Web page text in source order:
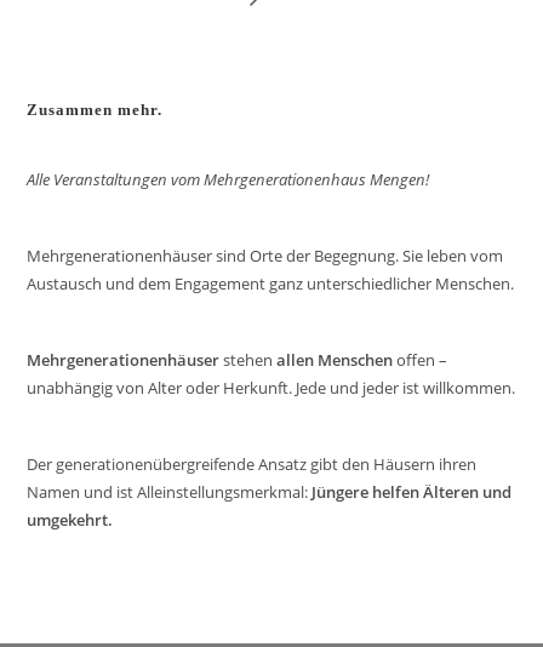
Zusammen mehr.
Alle Veranstaltungen vom Mehrgenerationenhaus Mengen!
Mehrgenerationenhäuser sind Orte der Begegnung. Sie leben vom
Austausch und dem Engagement ganz unterschiedlicher Menschen.
Mehrgenerationenhäuserstehenallen Menschenoffen –
unabhängig von Alter oder Herkunft. Jede und jeder ist willkommen.
Der generationenübergreifende Ansatz gibt den Häusern ihren
Namen und ist Alleinstellungsmerkmal: Jüngere helfen Älteren und
umgekehrt.